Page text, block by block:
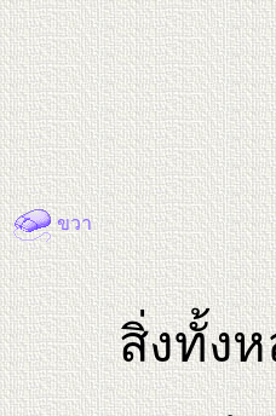
ขวา
สิ่งทั้งห